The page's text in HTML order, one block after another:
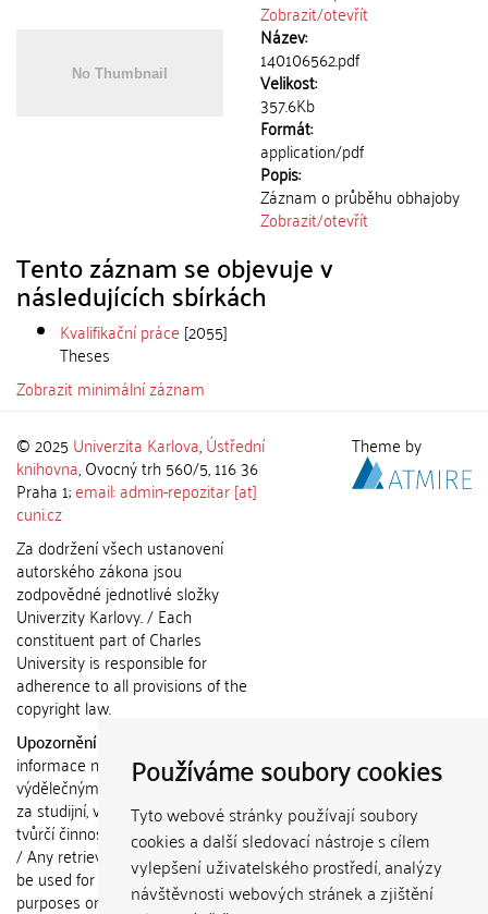
Používáme soubory cookies
Tyto webové stránky používají soubory
cookies a další sledovací nástroje s cílem
vylepšení uživatelského prostředí, analýzy
návštěvnosti webových stránek a zjištění
Zobrazit/otevřít
Název:
140106562.pdf
Velikost:
357.6Kb
Formát:
application/pdf
Popis:
Záznam o průběhu obhajoby
Zobrazit/otevřít
Tento záznam se objevuje v
následujících sbírkách
Kvalifikační práce [2055]
Theses
Zobrazit minimální záznam
© 2025 Univerzita Karlova,Ústřední
knihovna, Ovocný trh 560/5, 116 36
Praha 1;email: admin-repozitar [at]
cuni.cz
Za dodržení všech ustanovení
autorského zákona jsou
zodpovědné jednotlivé složky
Univerzity Karlovy. / Each
constituent part of Charles
University is responsible for
adherence to all provisions of the
copyright law.
Upozornění / Notice:
informace nemohou být použity k
výdělečným účelům nebo vydávány
za studijní, vědeckou nebo jinou
tvůrčí činnost jiné osoby než autora.
/ Any retrieved information shall not
be used for any commercial
purposes or claimed as results of
Theme by